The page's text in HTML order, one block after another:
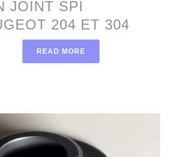
JOINT SPI
204 ET 304
READ MORE